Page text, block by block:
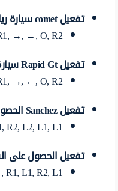
تفعيل comet سيارة رياضية:
→, ←, O, R2.
تفعيل Rapid Gt سيارة رياضية:
→, ←, O, R2.
تفعيل Sanchez الحصول على دراجة نارية:
R2, L2, L1, L1.
تفعيل الحصول على
L1, R2, L1.